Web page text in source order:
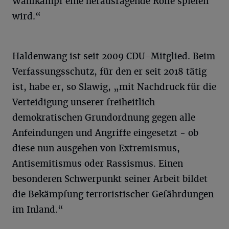
wird.“
Haldenwang ist seit 2009 CDU-Mitglied. Beim
Verfassungsschutz, für den er seit 2018 tätig
ist, habe er, so Slawig, „mit Nachdruck für die
Verteidigung unserer freiheitlich
demokratischen Grundordnung gegen alle
Anfeindungen und Angriffe eingesetzt - ob
diese nun ausgehen von Extremismus,
Antisemitismus oder Rassismus. Einen
besonderen Schwerpunkt seiner Arbeit bildet
die Bekämpfung terroristischer Gefährdungen
im Inland.“